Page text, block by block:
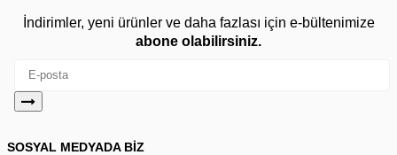
İndirimler, yeni ürünler ve daha fazlası için e-bültenimize
abone olabilirsiniz.
SOSYAL MEDYADA BİZ